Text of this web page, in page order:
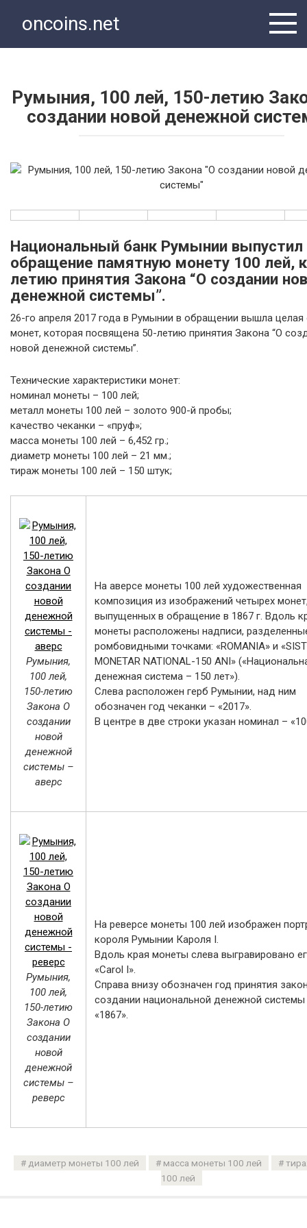
oncoins.net
Румыния, 100 лей, 150-летию
создании новой денежной
Национальный банк Румынии выпустил
обращение памятную монету 100 лей,
летию принятия Закона “О создании
денежной системы”.
26-го апреля 2017 года в Румынии в обращении вышла целая
монет, которая посвящена 50-летию принятия Закона “О
новой денежной системы”.
Технические характеристики монет:
номинал монеты – 100 лей;
металл монеты 100 лей – золото 900-й пробы;
качество чеканки – «пруф»;
масса монеты 100 лей – 6,452 гр.;
диаметр монеты 100 лей – 21 мм.;
тираж монеты 100 лей – 150 штук;
Румыния,
100 лей,
150-летию
Закона О
создании
новой
денежной
системы –
аверс
На аверсе монеты 100 лей художественная
композиция из изображений четырех
выпущенных в обращение в 1867 г. Вдоль
монеты расположены надписи,
ромбовидными точками: «ROMANIA» и
MONETAR NATIONAL-150 ANI»
денежная система – 150 лет»).
Слева расположен герб Румынии, над ним
обозначен год чеканки – «2017».
В центре в две строки указан номинал –
Румыния,
100 лей,
150-летию
Закона О
создании
новой
денежной
системы –
реверс
На реверсе монеты 100 лей изображен
короля Румынии Кароля I.
Вдоль края монеты слева выгравировано
«Carol I».
Справа внизу обозначен год принятия
создании национальной денежной
«1867».
диаметр монеты 100 лей масса монеты 100 лей
100 лей